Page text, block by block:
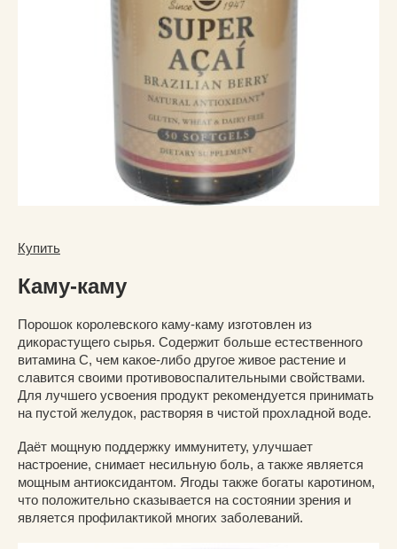
Купить
Каму-каму
Порошок королевского каму-каму изготовлен из
дикорастущего сырья. Содержит больше естественного
витамина C, чем какое-либо другое живое растение и
славится своими противовоспалительными свойствами.
Для лучшего усвоения продукт рекомендуется принимать
на пустой желудок, растворяя в чистой прохладной воде.
Даёт мощную поддержку иммунитету, улучшает
настроение, снимает несильную боль, а также является
мощным антиоксидантом. Ягоды также богаты каротином,
что положительно сказывается на состоянии зрения и
является профилактикой многих заболеваний.